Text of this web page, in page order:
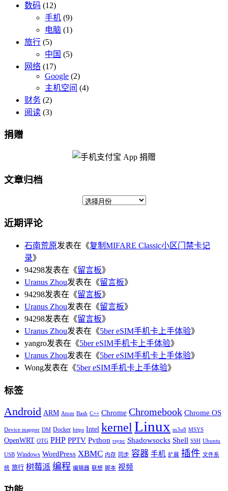
数码 (12)
手机 (9)
电脑 (1)
旅行 (5)
中国 (5)
网络 (17)
Google (2)
主机空间 (4)
财务 (2)
阅读 (3)
捐赠
文章归档
近期评论
石南荒原发表在《复制MIFARE Classic小区门禁卡记
录》
94298发表在《留言板》
Uranus Zhou发表在《留言板》
94298发表在《留言板》
Uranus Zhou发表在《留言板》
94298发表在《留言板》
Uranus Zhou发表在《5ber eSIM手机卡上手体验》
yangro发表在《5ber eSIM手机卡上手体验》
Uranus Zhou发表在《5ber eSIM手机卡上手体验》
Wong发表在《5ber eSIM手机卡上手体验》
标签
Android ARM Atom Bash C++ Chrome Chromebook Chrome OS
Device mapper DM Docker https Intel kernelLinux m3u8 MSYS
OpenWRT OTG PHP PPTV Python rsync Shadowsocks Shell SSH Ubuntu
USB Windows WordPress XBMC 内存 同步 容器 手机 扩展 插件 文件系
统 旅行 树莓派 编程 编辑器 联想 脚本 视频